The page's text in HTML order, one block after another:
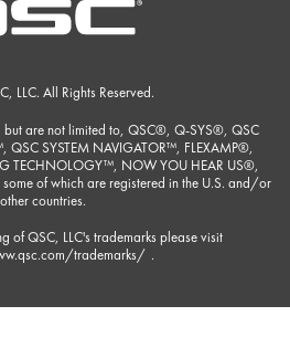
LLC. All Rights Reserved.
but are not limited to, QSC®, Q-SYS®, QSC
QSC SYSTEM NAVIGATOR™, FLEXAMP®,
TECHNOLOGY™, NOW YOU HEAR US®,
of which are registered in the U.S. and/or
other countries.
of QSC, LLC's trademarks please visit
trademarks/ .